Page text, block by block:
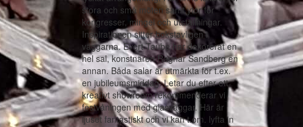
stora och små möten samt ytor för
kongresser, mingel och utställningar.
Inspirationen sitter bokstavligen i
väggarna. Evert Taube har dekorerat en
hel sal, konstnären Ragnar Sandberg en
annan. Båda salar är utmärkta för t.ex.
en jubileumsmiddag. Letar du efter ett
kreativt showroom rekommenderar vi
festvåningen med glasväggar. Här är
ljuset fantastiskt och vi kan t.om. lyfta in